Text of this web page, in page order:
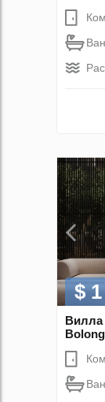
$
Вилла